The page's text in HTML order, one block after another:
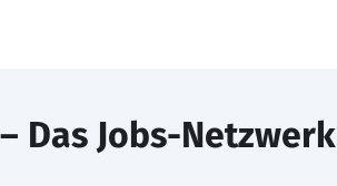
Das Jobs-Netzwerk